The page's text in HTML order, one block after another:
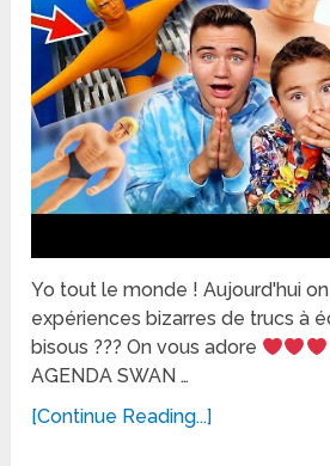
Yo tout le monde ! Aujourd'hui
expériences bizarres de trucs à
bisous ??? On vous adore
AGENDA SWAN …
[Continue Reading...]